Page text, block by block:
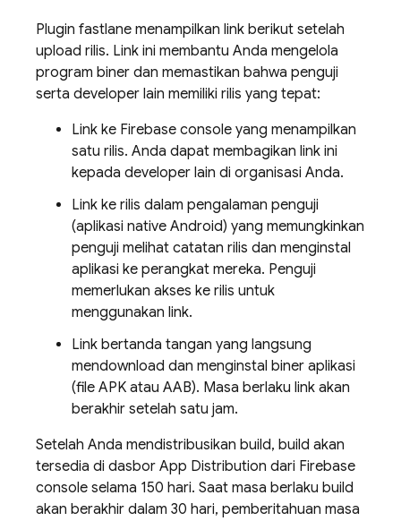
Plugin fastlane menampilkan link berikut setelah
upload rilis. Link ini membantu Anda mengelola
program biner dan memastikan bahwa penguji
serta developer lain memiliki rilis yang tepat:
Link ke Firebase console yang menampilkan
satu rilis. Anda dapat membagikan link ini
kepada developer lain di organisasi Anda.
Link ke rilis dalam pengalaman penguji
(aplikasi native Android) yang memungkinkan
penguji melihat catatan rilis dan menginstal
aplikasi ke perangkat mereka. Penguji
memerlukan akses ke rilis untuk
menggunakan link.
Link bertanda tangan yang langsung
mendownload dan menginstal biner aplikasi
(file APK atau AAB). Masa berlaku link akan
berakhir setelah satu jam.
Setelah Anda mendistribusikan build, build akan
tersedia di dasbor App Distribution dari Firebase
console selama 150 hari. Saat masa berlaku build
akan berakhir dalam 30 hari, pemberitahuan masa